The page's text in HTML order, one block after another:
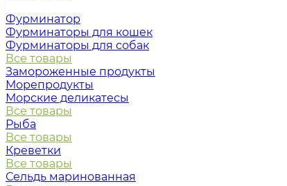
Фурминатор
Фурминаторы для кошек
Фурминаторы для собак
Все товары
Замороженные продукты
Морепродукты
Морские деликатесы
Все товары
Рыба
Все товары
Креветки
Все товары
Сельдь маринованная